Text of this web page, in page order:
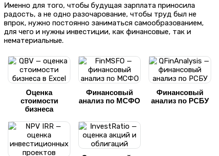
Именно для того, чтобы будущая зарплата приносила
радость, а не одно разочарование, чтобы труд был не
впрок, нужно постоянно заниматься самообразованием,
для чего и нужны инвестиции, как финансовые, так и
нематериальные.
Оценка
стоимости
бизнеса
Финансовый
анализ по МСФО
Финансовый
анализ по РСБУ